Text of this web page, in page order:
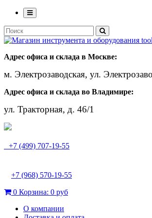
Адрес офиса и склада в Москве:
м. Электрозаводская, ул.
Адрес офиса и склада во Владимире:
ул. Тракторная, д. 46/1
+7 (499) 707-19-55
+7 (968) 570-19-55
0 Корзина: 0 руб
О компании